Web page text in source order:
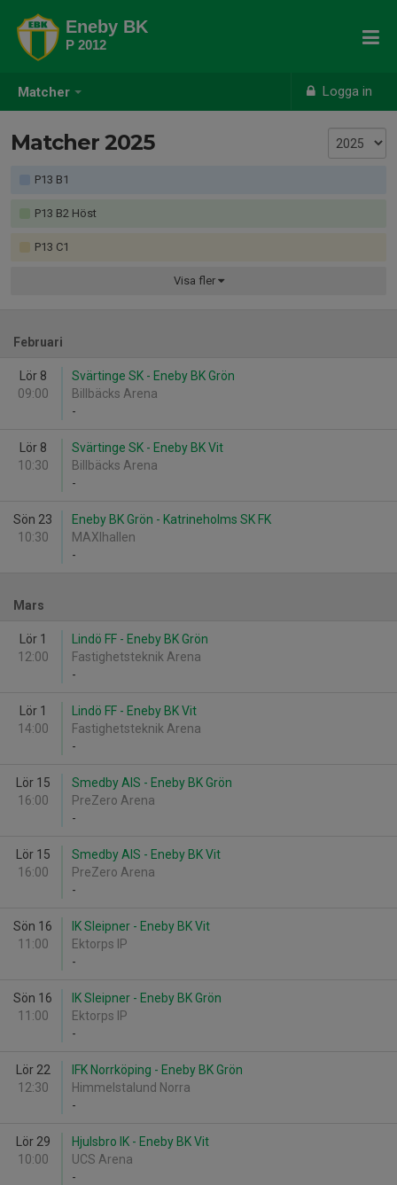
Matcher Logga in
Eneby BK
P 2012
Matcher 2025
P13 B1
P13 B2 Höst
P13 C1
Visa fler
Februari
Lör 8
09:00
Svärtinge SK - Eneby BK Grön
Billbäcks Arena
-
Lör 8
10:30
Svärtinge SK - Eneby BK Vit
Billbäcks Arena
-
Sön 23
10:30
Eneby BK Grön - Katrineholms SK FK
MAXIhallen
-
Mars
Lör 1
12:00
Lindö FF - Eneby BK Grön
Fastighetsteknik Arena
-
Lör 1
14:00
Lindö FF - Eneby BK Vit
Fastighetsteknik Arena
-
Lör 15
16:00
Smedby AIS - Eneby BK Grön
PreZero Arena
-
Lör 15
16:00
Smedby AIS - Eneby BK Vit
PreZero Arena
-
Sön 16
11:00
IK Sleipner - Eneby BK Vit
Ektorps IP
-
Sön 16
11:00
IK Sleipner - Eneby BK Grön
Ektorps IP
-
Lör 22
12:30
IFK Norrköping - Eneby BK Grön
Himmelstalund Norra
-
Lör 29
10:00
Hjulsbro IK - Eneby BK Vit
UCS Arena
-